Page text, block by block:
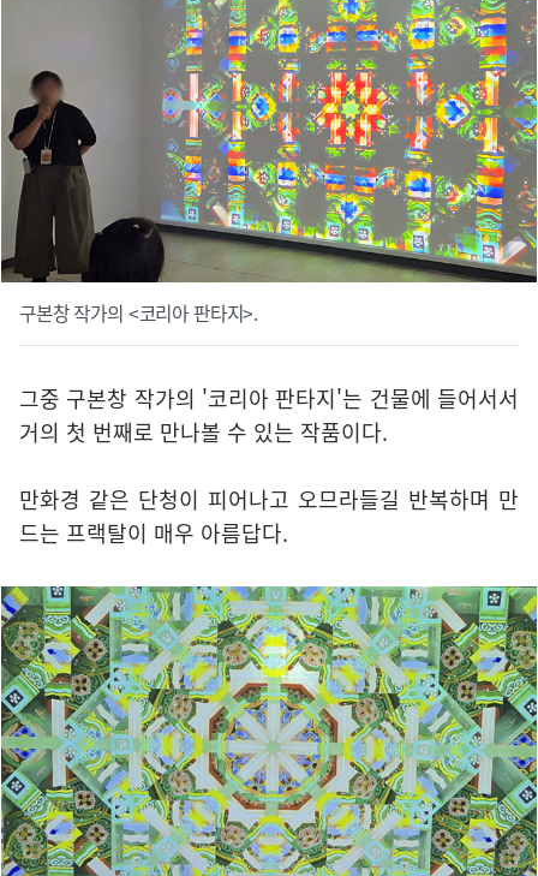
구본창 작가의 <코리아 판타지>.
그중 구본창 작가의 '코리아 판타지'는 건물에 들어서서
거의 첫 번째로 만나볼 수 있는 작품이다.
만화경 같은 단청이 피어나고 오므라들길 반복하며 만
드는 프랙탈이 매우 아름답다.